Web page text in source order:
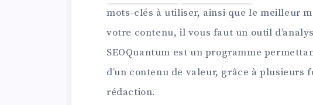
mots-clés à utiliser, ainsi que le meilleur
votre contenu, il vous faut un outil
SEOQuantum est un programme
d’un contenu de valeur, grâce à
rédaction.